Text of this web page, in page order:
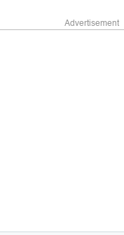
Advertisement